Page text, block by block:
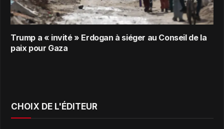
Trump a « invité » Erdogan à siéger au Conseil de la
paix pour Gaza
CHOIX DE L'ÉDITEUR